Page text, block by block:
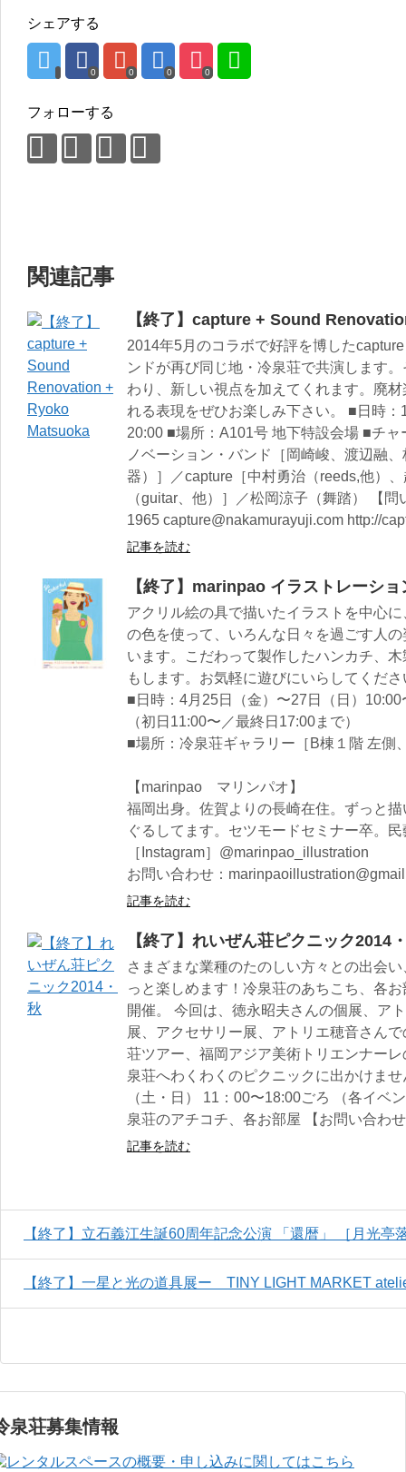
シェアする
0 0 0 0
フォローする
関連記事
【終了】capture + Sound
2014年5月のコラボで好評を博した
ンドが再び同じ地・冷泉荘で共演します
わり、新しい視点を加えてくれます。廃
れる表現をぜひお楽しみ下さい。 ■日時
20:00 ■場所：A101号 地下特設会場 ■チ
ノベーション・バンド［岡崎峻、渡辺融
器）］／capture［中村勇治（reeds,他）
（guitar、他）］／松岡涼子（舞踏） 【
1965 capture@nakamurayuji.com http://
記事を読む
【終了】marinpao イラストレーシ
アクリル絵の具で描いたイラストを中心
の色を使って、いろんな日々を過ごす人
います。こだわって製作したハンカチ、
もします。お気軽に遊びにいらしてくださ
■日時：4月25日（金）〜27日（日）10:00
（初日11:00〜／最終日17:00まで）
■場所：冷泉荘ギャラリー［B棟１階 左側
【marinpao マリンパオ】
福岡出身。佐賀よりの長崎在住。ずっと
ぐるしてます。セツモードセミナー卒。
［Instagram］@marinpao_illustration
お問い合わせ：
記事を読む
【終了】れいぜん荘ピクニック2014
さまざまな業種のたのしい方々との出会
っと楽しめます！冷泉荘のあちこち、各
開催。 今回は、徳永昭夫さんの個展、ア
展、アクセサリー展、アトリエ穂音さん
荘ツアー、福岡アジア美術トリエンナー
泉荘へわくわくのピクニックに出かけま
（土・日） 11：00〜18:00ごろ （各イベ
泉荘のアチコチ、各お部屋 【お問い合わ
記事を読む
【終了】立石義江生誕60周年記念公演 「還暦」 ［月光亭
【終了】一星と光の道具展ー TINY LIGHT MARKET
泉荘募集情報